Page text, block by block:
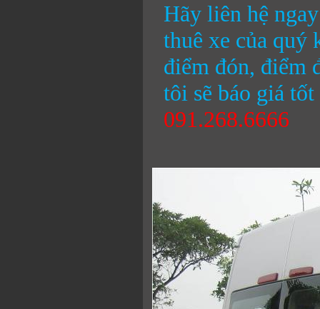
Hãy liên hệ
thuê xe của quý
điểm đón, điểm
tôi sẽ báo giá
091.268.6666